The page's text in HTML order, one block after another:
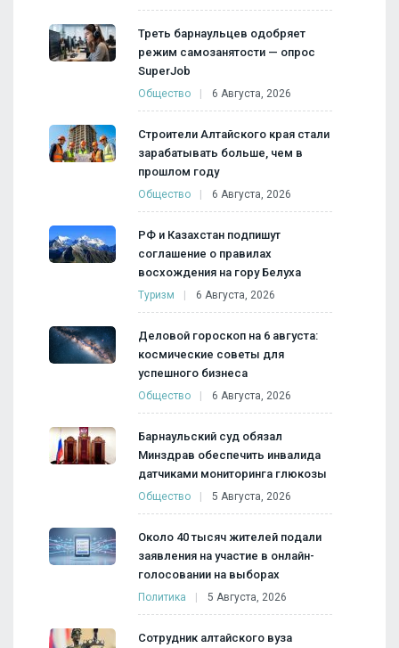
Треть барнаульцев одобряет
режим самозанятости — опрос
SuperJob
Общество 6 Августа, 2026
Строители Алтайского края стали
зарабатывать больше, чем в
прошлом году
Общество 6 Августа, 2026
РФ и Казахстан подпишут
соглашение о правилах
восхождения на гору Белуха
Туризм 6 Августа, 2026
Деловой гороскоп на 6 августа:
космические советы для
успешного бизнеса
Общество 6 Августа, 2026
Барнаульский суд обязал
Минздрав обеспечить инвалида
датчиками мониторинга глюкозы
Общество 5 Августа, 2026
Около 40 тысяч жителей подали
заявления на участие в онлайн-
голосовании на выборах
Политика 5 Августа, 2026
Сотрудник алтайского вуза